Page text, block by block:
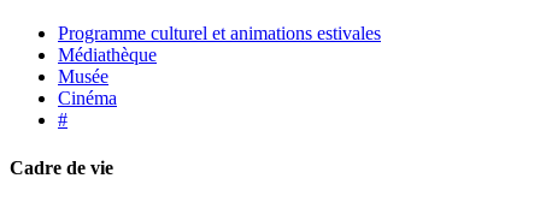
Programme culturel et animations estivales
Médiathèque
Musée
Cinéma
#
Cadre de vie